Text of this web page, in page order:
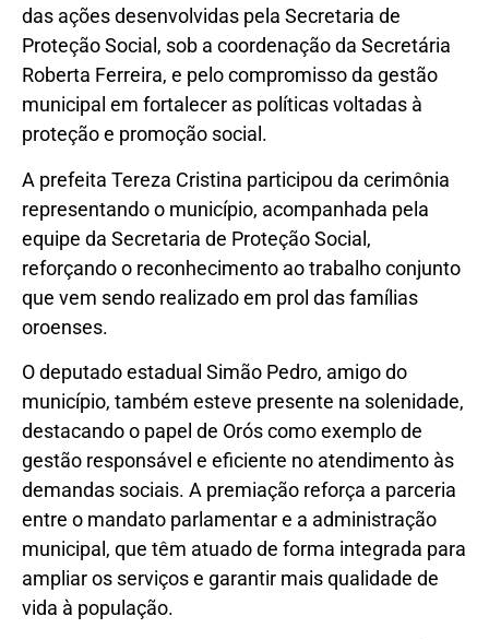
das ações desenvolvidas pela Secretaria de
Proteção Social, sob a coordenação da Secretária
Roberta Ferreira, e pelo compromisso da gestão
municipal em fortalecer as políticas voltadas à
proteção e promoção social.
A prefeita Tereza Cristina participou da cerimônia
representando o município, acompanhada pela
equipe da Secretaria de Proteção Social,
reforçando o reconhecimento ao trabalho conjunto
que vem sendo realizado em prol das famílias
oroenses.
O deputado estadual Simão Pedro, amigo do
município, também esteve presente na solenidade,
destacando o papel de Orós como exemplo de
gestão responsável e eficiente no atendimento às
demandas sociais. A premiação reforça a parceria
entre o mandato parlamentar e a administração
municipal, que têm atuado de forma integrada para
ampliar os serviços e garantir mais qualidade de
vida à população.